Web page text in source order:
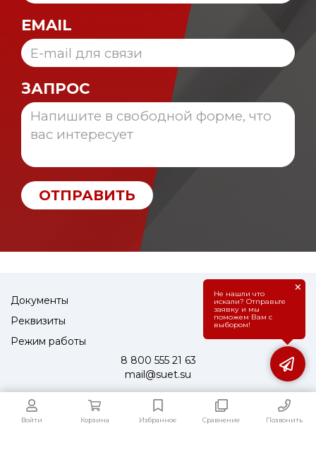
Войти Корзина Избранное Сравнение Позвонить
EMAIL
ЗАПРОС
ОТПРАВИТЬ
Документы
Реквизиты
Режим работы
8 800 555 21 63
mail@suet.su
Не нашли что
искали? Отправьте
заявку и мы
поможем Вам с
выбором!
×